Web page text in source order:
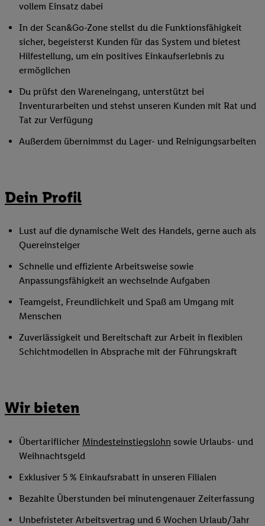
vollem Einsatz dabei
In der Scan&Go-Zone stellst du die Funktionsfähigkeit
sicher, begeisterst Kunden für das System und bietest
Hilfestellung, um ein positives Einkaufserlebnis zu
ermöglichen
Du prüfst den Wareneingang, unterstützt bei
Inventurarbeiten und stehst unseren Kunden mit Rat und
Tat zur Verfügung
Außerdem übernimmst du Lager- und Reinigungsarbeiten
Dein Profil
Lust auf die dynamische Welt des Handels, gerne auch als
Quereinsteiger
Schnelle und effiziente Arbeitsweise sowie
Anpassungsfähigkeit an wechselnde Aufgaben
Teamgeist, Freundlichkeit und Spaß am Umgang mit
Menschen
Zuverlässigkeit und Bereitschaft zur Arbeit in flexiblen
Schichtmodellen in Absprache mit der Führungskraft
Wir bieten
Übertariflicher Mindesteinstiegslohn sowie Urlaubs- und
Weihnachtsgeld
Exklusiver 5 % Einkaufsrabatt in unseren Filialen
Bezahlte Überstunden bei minutengenauer Zeiterfassung
Unbefristeter Arbeitsvertrag und 6 Wochen Urlaub/Jahr